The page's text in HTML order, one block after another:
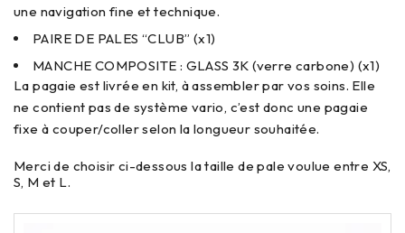
une navigation fine et technique.
PAIRE DE PALES “CLUB” (x1)
MANCHE COMPOSITE : GLASS 3K (verre carbone) (x1)
La pagaie est livrée en kit, à assembler par vos soins. Elle
ne contient pas de système vario, c’est donc une pagaie
fixe à couper/coller selon la longueur souhaitée.
Merci de choisir ci-dessous la taille de pale voulue entre XS,
S, M et L.